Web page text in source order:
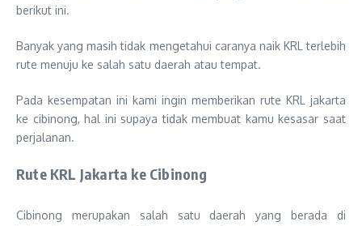
berikut ini.
Banyak yang masih tidak mengetahui caranya naik KRL terlebih
rute menuju ke salah satu daerah atau tempat.
Pada kesempatan ini kami ingin memberikan rute KRL jakarta
ke cibinong, hal ini supaya tidak membuat kamu kesasar saat
perjalanan.
Rute KRL Jakarta ke Cibinong
Cibinong merupakan salah satu daerah yang berada di